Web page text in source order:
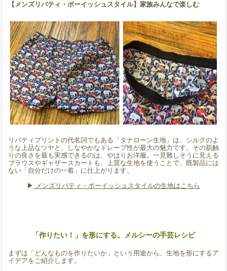
【メンズリバティ・ボーイッシュスタイル】家族みんなで楽しむ
リバティプリントの代名詞でもある「タナローン生地」は、シルクのよ
うな上品なツヤと、しなやかなドレープ性が最大の魅力です。その肌触
りの良さを最も実感できるのは、やはりお洋服。一見難しそうに見える
ブラウスやギャザースカートも、上質な生地を使うことで、既製品には
ない「自分だけの一着」に仕上がります。
▶︎ メンズリバティ・ボーイッシュスタイルの生地はこちら
「作りたい！」を形にする。メルシーの手芸レシピ
まずは「どんなものを作りたいか」という用途から、生地を形にするア
イデアをご紹介します。